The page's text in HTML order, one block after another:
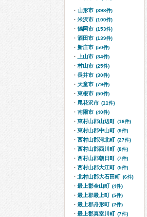
山形市 (398件)
米沢市 (100件)
鶴岡市 (153件)
酒田市 (139件)
新庄市 (50件)
上山市 (34件)
村山市 (25件)
長井市 (30件)
天童市 (79件)
東根市 (50件)
尾花沢市 (11件)
南陽市 (40件)
東村山郡山辺町 (16件)
東村山郡中山町 (9件)
西村山郡河北町 (27件)
西村山郡西川町 (8件)
西村山郡朝日町 (7件)
西村山郡大江町 (5件)
北村山郡大石田町 (6件)
最上郡金山町 (4件)
最上郡最上町 (5件)
最上郡舟形町 (2件)
最上郡真室川町 (7件)